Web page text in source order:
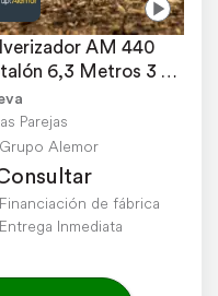
AM 440
6,3 Metros 3
Parejas
Grupo Alemor
Financiación de fábrica
Entrega Inmediata